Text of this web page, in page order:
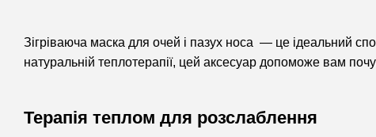
Зігріваюча маска для очей і пазух носа — це ідеальний
натуральній теплотерапії, цей аксесуар допоможе вам
Терапія теплом для розслаблення